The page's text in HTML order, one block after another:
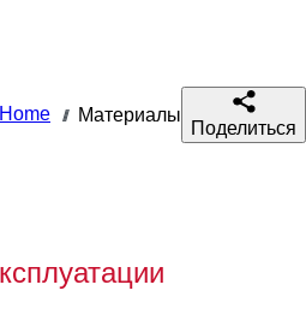
Home /// Материалы
Поделиться